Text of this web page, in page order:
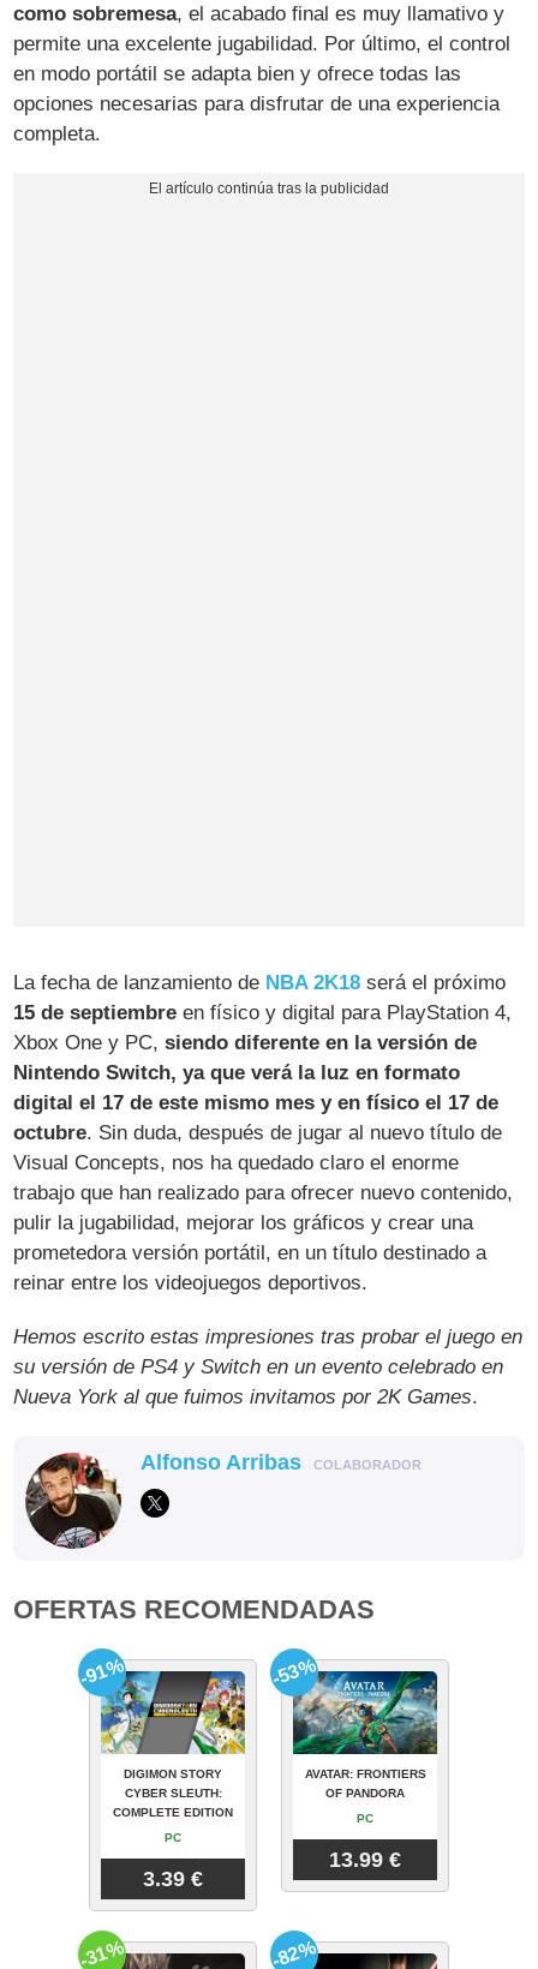
como sobremesa, el acabado final es muy llamativo y
permite una excelente jugabilidad. Por último, el control
en modo portátil se adapta bien y ofrece todas las
opciones necesarias para disfrutar de una experiencia
completa.
La fecha de lanzamiento de NBA 2K18 será el próximo
15 de septiembre en físico y digital para PlayStation 4,
Xbox One y PC,siendo diferente en la versión de
Nintendo Switch, ya que verá la luz en formato
digital el 17 de este mismo mes y en físico el 17 de
octubre. Sin duda, después de jugar al nuevo título de
Visual Concepts, nos ha quedado claro el enorme
trabajo que han realizado para ofrecer nuevo contenido,
pulir la jugabilidad, mejorar los gráficos y crear una
prometedora versión portátil, en un título destinado a
reinar entre los videojuegos deportivos.
Hemos escrito estas impresiones tras probar el juego en
su versión de PS4 y Switch en un evento celebrado en
Nueva York al que fuimos invitamos por 2K Games.
Alfonso Arribas COLABORADOR
OFERTAS RECOMENDADAS
DIGIMON STORY
CYBER SLEUTH:
COMPLETE EDITION
PC
3.39 €
-91%
AVATAR: FRONTIERS
OF PANDORA
PC
13.99 €
-53%
-31% -82%